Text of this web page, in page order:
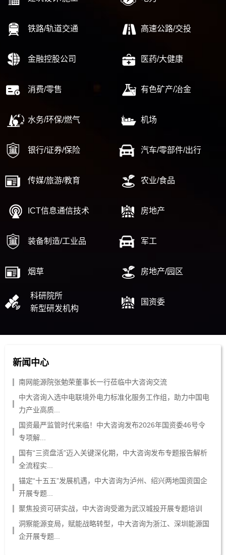
铁路/轨道交通 高速公路/交投
金融控股公司 医药/大健康
消费/零售 有色矿产/冶金
水务/环保/燃气 机场
银行/证券/保险 汽车/零部件/出行
传媒/旅游/教育 农业/食品
ICT信息通信技术 房地产
装备制造/工业品 军工
烟草 房地产/园区
科研院所
新型研发机构
国资委
新闻中心
南网能源院张勉荣董事长一行莅临中大咨询交流
中大咨询入选中电联境外电力标准化服务工作组，助力中国电
力产业高质...
国资最严监管时代来临！中大咨询发布2026年国资委46号令
专项解...
国有“三资盘活”迈入关键深化期，中大咨询发布专题报告解析
全流程实...
锚定“十五五”发展机遇，中大咨询为泸州、绍兴两地国资国企
开展专题...
聚焦投资可研实战，中大咨询受邀为武汉城投开展专题培训
洞察能源变局，赋能战略转型，中大咨询为浙江、深圳能源国
企开展专题...